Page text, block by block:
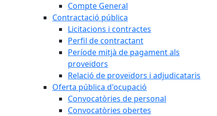
Compte General
Contractació pública
Licitacions i contractes
Perfil de contractant
Període mitjà de pagament als
proveïdors
Relació de proveïdors i adjudicataris
Oferta pública d'ocupació
Convocatòries de personal
Convocatòries obertes